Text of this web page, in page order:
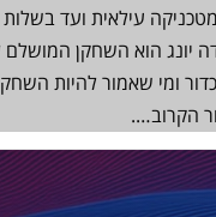
עילאית ועד בשלות
יונג הוא השחקן
ומי שאמור להיות
הקרוב….